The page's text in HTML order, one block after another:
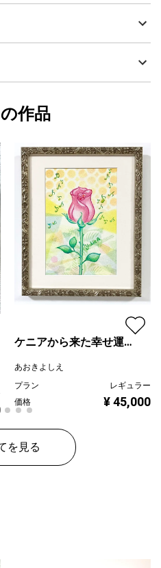
ィア
リの街でストリートパフォーマ
作品
ケニアから来た幸せ運ぶ
あおきよしえ
プラン
レギュラー
価格
¥ 45,000
を見る